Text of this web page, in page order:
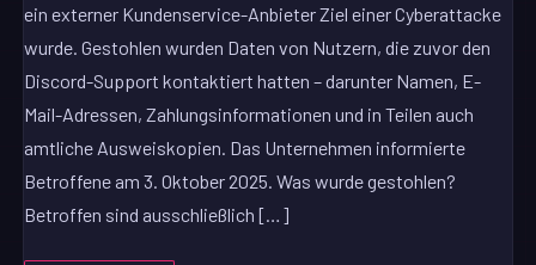
ein externer Kundenservice-Anbieter Ziel einer Cyberattacke
wurde. Gestohlen wurden Daten von Nutzern, die zuvor den
Discord-Support kontaktiert hatten – darunter Namen, E-
Mail-Adressen, Zahlungsinformationen und in Teilen auch
amtliche Ausweiskopien. Das Unternehmen informierte
Betroffene am 3. Oktober 2025. Was wurde gestohlen?
Betroffen sind ausschließlich […]